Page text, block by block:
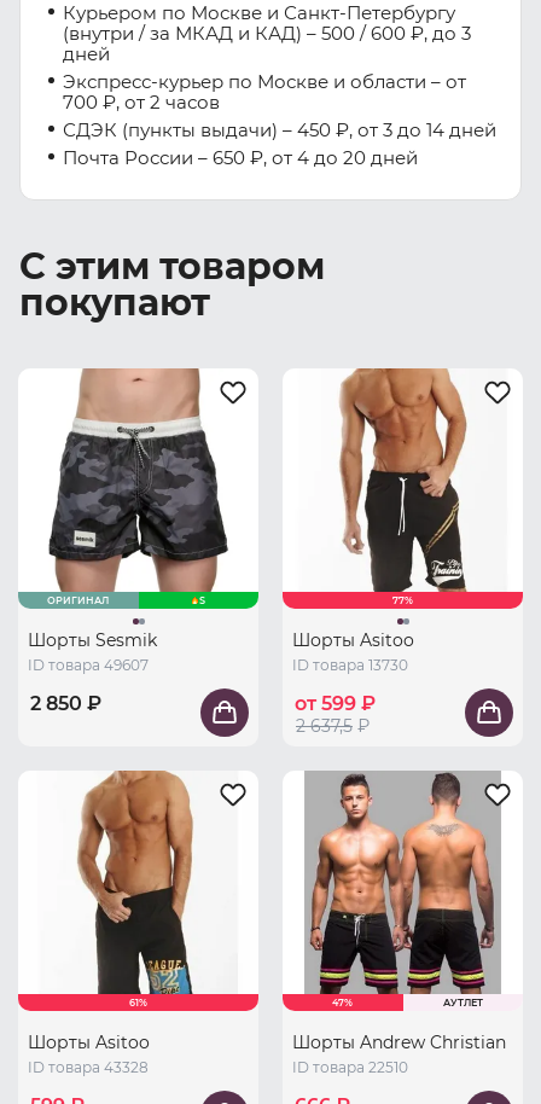
Курьером по Москве и Санкт-Петербургу
(внутри / за МКАД и КАД) – 500 / 600 ₽, до 3
дней
Экспресс-курьер по Москве и области – от
700 ₽, от 2 часов
СДЭК (пункты выдачи) – 450 ₽, от 3 до 14 дней
Почта России – 650 ₽, от 4 до 20 дней
С этим товаром
покупают
ОРИГИНАЛ S
Шорты Sesmik
ID товара 49607
2 850 ₽
77%
Шорты Asitoo
ID товара 13730
от 599 ₽
2 637,5 ₽
61%
Шорты Asitoo
ID товара 43328
47% АУТЛЕТ
Шорты Andrew Christian
ID товара 22510